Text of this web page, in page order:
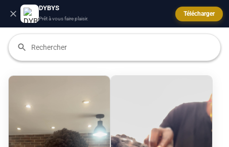
DYBYS
Prêt à vous faire plaisir.
Télécharger